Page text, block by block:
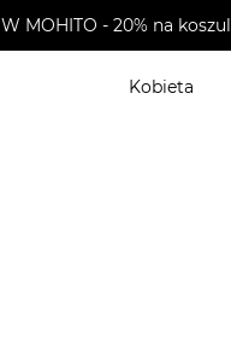
W MOHITO - 20% na
Kobieta